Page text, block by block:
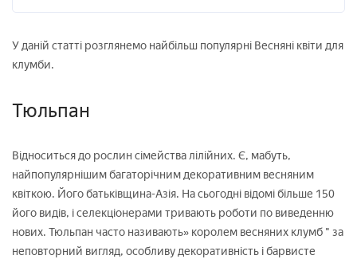
У даній статті розглянемо найбільш популярні Весняні квіти для
клумби.
Тюльпан
Відноситься до рослин сімейства лілійних. Є, мабуть,
найпопулярнішим багаторічним декоративним весняним
квіткою. Його батьківщина-Азія. На сьогодні відомі більше 150
його видів, і селекціонерами тривають роботи по виведенню
нових. Тюльпан часто називають» королем весняних клумб " за
неповторний вигляд, особливу декоративність і барвисте